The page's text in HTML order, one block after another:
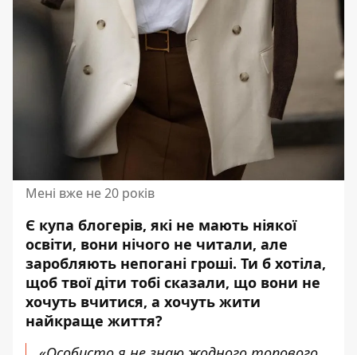
Мені вже не 20 років
Є купа блогерів, які не мають ніякої
освіти, вони нічого не читали, але
заробляють непогані гроші. Ти б хотіла,
щоб твої діти тобі сказали, що вони не
хочуть вчитися, а хочуть жити
найкраще життя?